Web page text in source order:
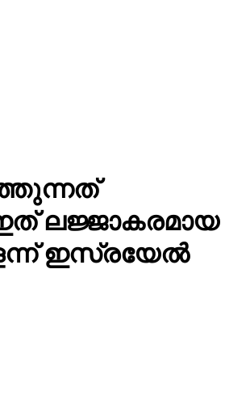
ലജ്ജാകരമായ
ഇസ്രയേല്‍